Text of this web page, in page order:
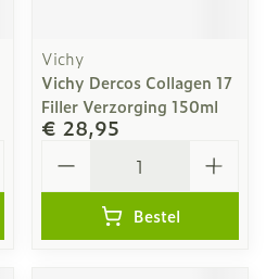
Vichy
Vichy Dercos Collagen 17
Filler Verzorging 150ml
€ 28,95
Bestel